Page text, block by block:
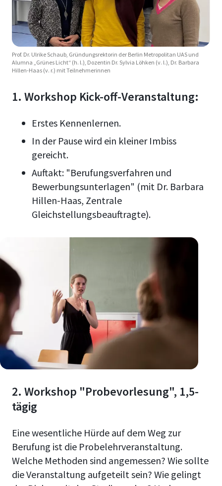
Prof. Dr. Ulrike Schaub, Gründungsrektorin der Berlin Metropolitan UAS und
Alumna „Grünes Licht“ (h. l.), Dozentin Dr. Sylvia Löhken (v. l.), Dr. Barbara
Hillen-Haas (v. r.) mit Teilnehmerinnen
1. Workshop Kick-off-Veranstaltung:
Erstes Kennenlernen.
In der Pause wird ein kleiner Imbiss
gereicht.
Auftakt: "Berufungsverfahren und
Bewerbungsunterlagen" (mit Dr. Barbara
Hillen-Haas, Zentrale
Gleichstellungsbeauftragte).
2. Workshop "Probevorlesung", 1,5-
tägig
Eine wesentliche Hürde auf dem Weg zur
Berufung ist die Probelehrveranstaltung.
Welche Methoden sind angemessen? Wie sollte
die Veranstaltung aufgeteilt sein? Wie gelingt